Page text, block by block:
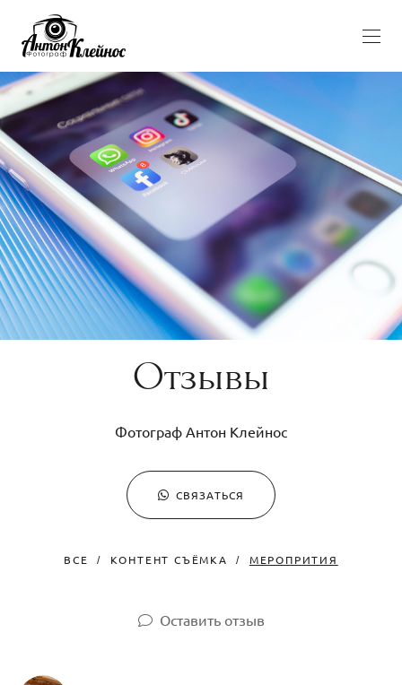
Отзывы
Фотограф Антон Клейнос
СВЯЗАТЬСЯ
ВСЕ КОНТЕНТ СЪЁМКА МЕРОПРИТИЯ
Оставить отзыв